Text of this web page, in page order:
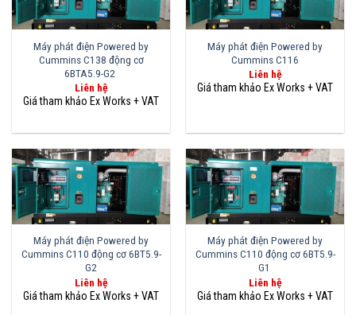
Máy phát điện Powered by
Cummins C138 động cơ
6BTA5.9-G2
Liên hệ
Máy phát điện Powered by
Cummins C116
Liên hệ
Máy phát điện Powered by
Cummins C110 động cơ 6BT5.9-
G2
Liên hệ
Máy phát điện Powered by
Cummins C110 động cơ 6BT5.9-
G1
Liên hệ